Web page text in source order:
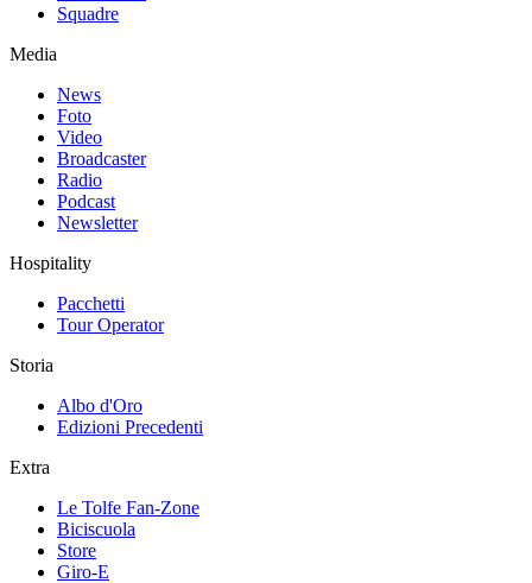
Squadre
Media
News
Foto
Video
Broadcaster
Radio
Podcast
Newsletter
Hospitality
Pacchetti
Tour Operator
Storia
Albo d'Oro
Edizioni Precedenti
Extra
Le Tolfe Fan-Zone
Biciscuola
Store
Giro-E